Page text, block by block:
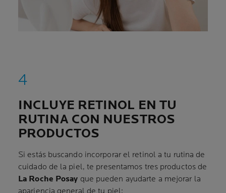
INCLUYE RETINOL EN TU
RUTINA CON NUESTROS
PRODUCTOS
Si estás buscando incorporar el retinol a tu rutina de
cuidado de la piel, te presentamos tres productos de
La Roche Posay que pueden ayudarte a mejorar la
apariencia general de tu piel: